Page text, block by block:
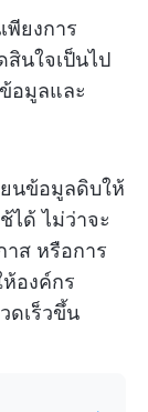
พียงการ
นใจเป็นไป
อมูลและ
นข้อมูลดิบให้
ได้ ไม่ว่าจะ
าส หรือการ
องค์กร
ดเร็วขึ้น